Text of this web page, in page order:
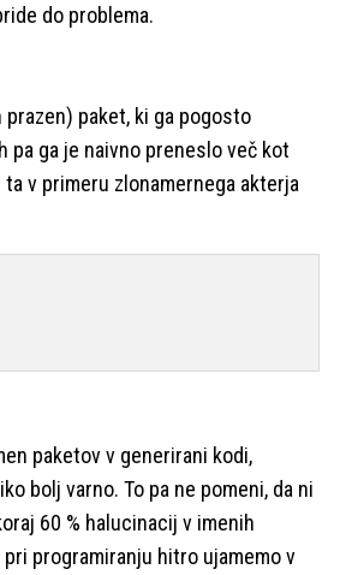
do problema.
paket, ki ga pogosto
ga je naivno preneslo več kot
v primeru zlonamernega akterja
paketov v generirani kodi,
bolj varno. To pa ne pomeni, da ni
60 % halucinacij v imenih
programiranju hitro ujamemo v